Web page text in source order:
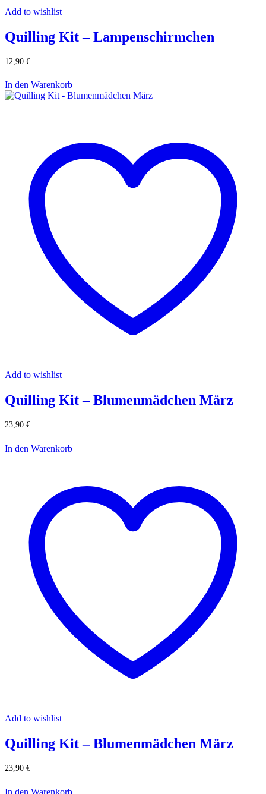
Add to wishlist
Quilling Kit – Lampenschirmchen
12,90 €
In den Warenkorb
Add to wishlist
Quilling Kit – Blumenmädchen März
23,90 €
In den Warenkorb
Add to wishlist
Quilling Kit – Blumenmädchen März
23,90 €
In den Warenkorb